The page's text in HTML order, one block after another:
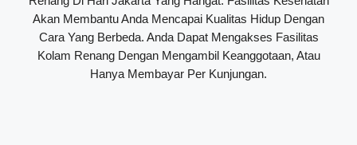
Akan Membantu Anda Mencapai Kualitas Hidup Dengan
Cara Yang Berbeda. Anda Dapat Mengakses Fasilitas
Kolam Renang Dengan Mengambil Keanggotaan, Atau
Hanya Membayar Per Kunjungan.